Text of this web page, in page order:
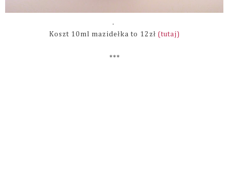
.
Koszt 10ml mazidełka to 12zł (tutaj)
***